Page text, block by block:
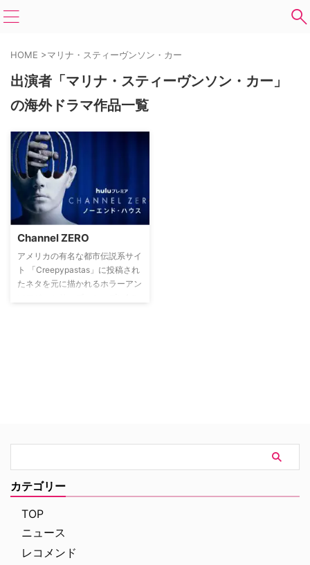
HOME >マリナ・スティーヴンソン・カー
出演者「マリナ・スティーヴンソン・カー」
の海外ドラマ作品一覧
Channel ZERO
アメリカの有名な都市伝説系サイ
ト 「Creepypastas」に投稿され
たネタを元に描かれるホラーアン
カテゴリー
TOP
ニュース
レコメンド